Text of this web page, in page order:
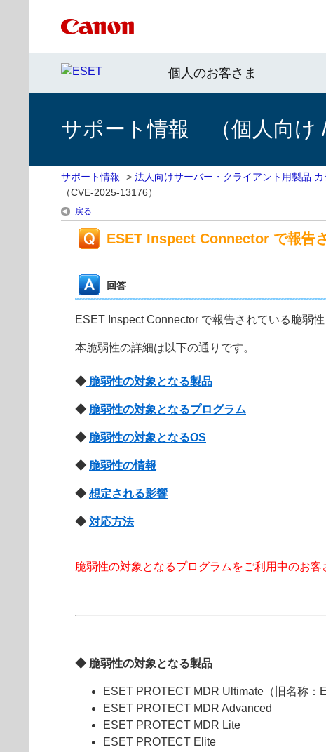
個人のお客さま
サポート情報 （個人向け /
サポート情報 > 法人向けサーバー・クライアント用製品
（CVE-2025-13176）
戻る
ESET Inspect Connector で報告
回答
ESET Inspect Connector で報告されている脆弱
本脆弱性の詳細は以下の通りです。
◆ 脆弱性の対象となる製品
◆ 脆弱性の対象となるプログラム
◆ 脆弱性の対象となるOS
◆ 脆弱性の情報
◆ 想定される影響
◆ 対応方法
脆弱性の対象となるプログラムをご利用中のお
◆ 脆弱性の対象となる製品
ESET PROTECT MDR Ultimate（旧名称：
ESET PROTECT MDR Advanced
ESET PROTECT MDR Lite
ESET PROTECT Elite